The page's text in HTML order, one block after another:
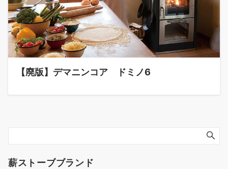
【廃版】デマニンコア ドミノ6
薪ストーブブランド